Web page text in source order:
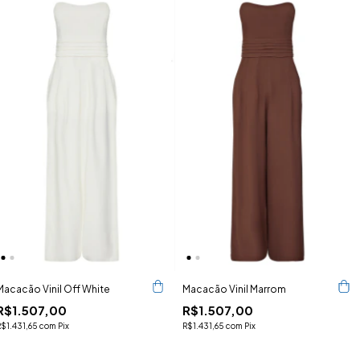
Vinil Off White
com Pix
Macacão Vinil Marrom
R$1.507,00
R$1.431,65 com Pix